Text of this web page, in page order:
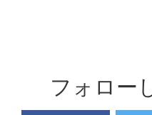
フォロー